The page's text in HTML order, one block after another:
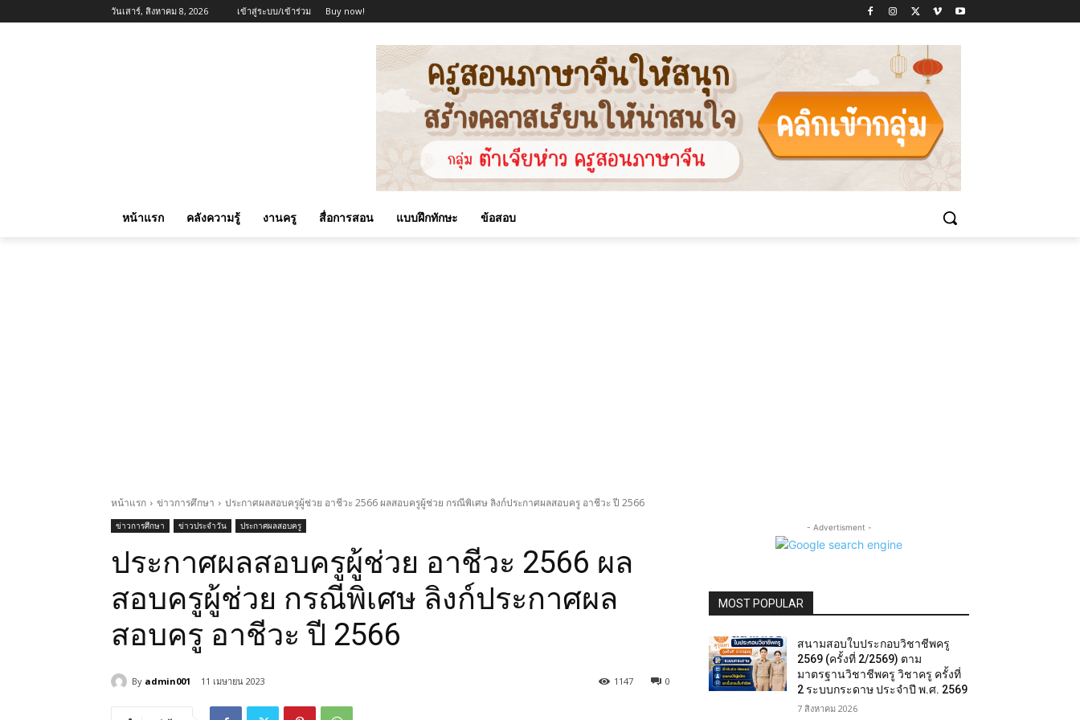
วันเสาร์, สิงหาคม 8, 2026 เข้าสู่ระบบ/เข้าร่วม Buy now!
หน้าแรก คลังความรู้ งานครู สื่อการสอน แบบฝึกทักษะ ข้อสอบ
หน้าแรก ข่าวการศึกษา ประกาศผลสอบครูผู้ช่วย อาชีวะ 2566 ผลสอบครูผู้ช่วย กรณีพิเศษ ลิงก์ประกาศผลสอบครู อาชีวะ ปี 2566
ข่าวการศึกษา ข่าวประจำวัน ประกาศผลสอบครู
ประกาศผลสอบครูผู้ช่วย อาชีวะ 2566 ผล
สอบครูผู้ช่วย กรณีพิเศษ ลิงก์ประกาศผล
สอบครู อาชีวะ ปี 2566
By admin001 11 เมษายน 2023 0
1147
- Advertisment -
MOST POPULAR
สนามสอบใบประกอบวิชาชีพครู
2569 (ครั้งที่ 2/2569) ตาม
มาตรฐานวิชาชีพครู วิชาครู ครั้งที่
2 ระบบกระดาษ ประจำปี พ.ศ. 2569
7 สิงหาคม 2026